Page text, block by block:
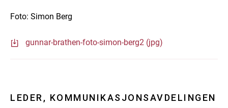
Foto: Simon Berg
gunnar-brathen-foto-simon-berg2 (jpg)
LEDER, KOMMUNIKASJONSAVDELINGEN